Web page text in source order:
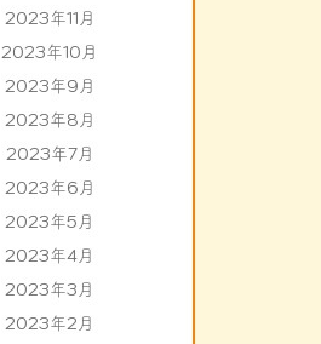
2023年11月
2023年10月
2023年9月
2023年8月
2023年7月
2023年6月
2023年5月
2023年4月
2023年3月
2023年2月